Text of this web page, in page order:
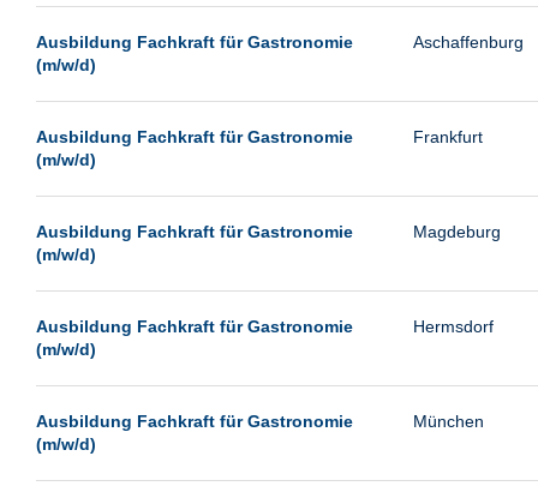
Magdeburg
Mannheim
Neubrandenburg
Neumünster
Passau
Ausbildung Fachkraft für Gastronomie
(m/w/d)
Aschaffenburg
Ausbildung Fachkraft für Gastronomie
(m/w/d)
Frankfurt
Ausbildung Fachkraft für Gastronomie
(m/w/d)
Magdeburg
Ausbildung Fachkraft für Gastronomie
(m/w/d)
Hermsdorf
Ausbildung Fachkraft für Gastronomie
(m/w/d)
München